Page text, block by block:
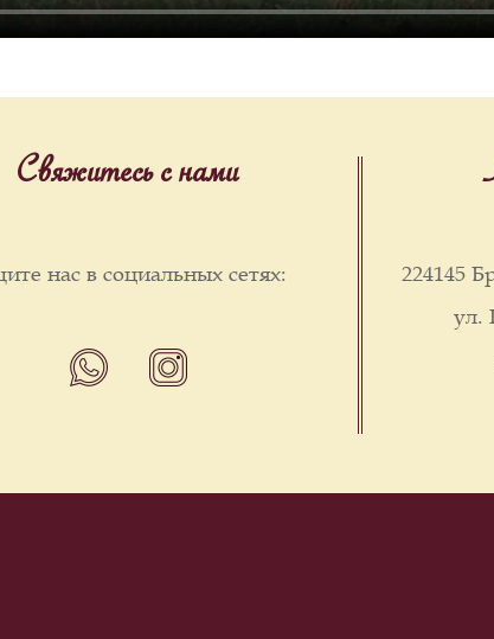
Свяжитесь с нами
нас в социальных сетях:
224145
ул.